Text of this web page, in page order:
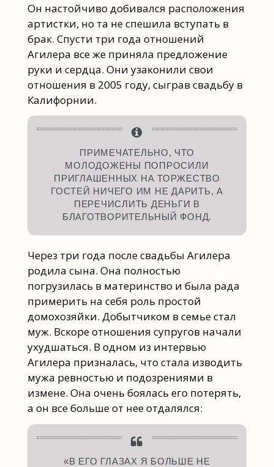
Он настойчиво добивался расположения
артистки, но та не спешила вступать в
брак. Спусти три года отношений
Агилера все же приняла предложение
руки и сердца. Они узаконили свои
отношения в 2005 году, сыграв свадьбу в
Калифорнии.
ПРИМЕЧАТЕЛЬНО, ЧТО
МОЛОДОЖЕНЫ ПОПРОСИЛИ
ПРИГЛАШЕННЫХ НА ТОРЖЕСТВО
ГОСТЕЙ НИЧЕГО ИМ НЕ ДАРИТЬ, А
ПЕРЕЧИСЛИТЬ ДЕНЬГИ В
БЛАГОТВОРИТЕЛЬНЫЙ ФОНД.
Через три года после свадьбы Агилера
родила сына. Она полностью
погрузилась в материнство и была рада
примерить на себя роль простой
домохозяйки. Добытчиком в семье стал
муж. Вскоре отношения супругов начали
ухудшаться. В одном из интервью
Агилера призналась, что стала изводить
мужа ревностью и подозрениями в
измене. Она очень боялась его потерять,
а он все больше от нее отдалялся:
«В ЕГО ГЛАЗАХ Я БОЛЬШЕ НЕ